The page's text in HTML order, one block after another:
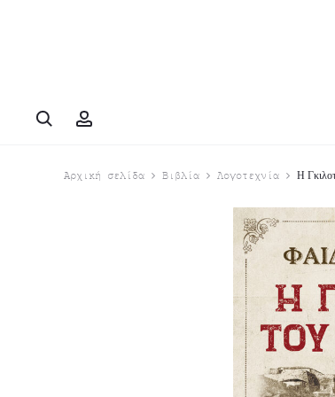
Search
Αρχική σελίδα Βιβλία Λογοτεχνία Η